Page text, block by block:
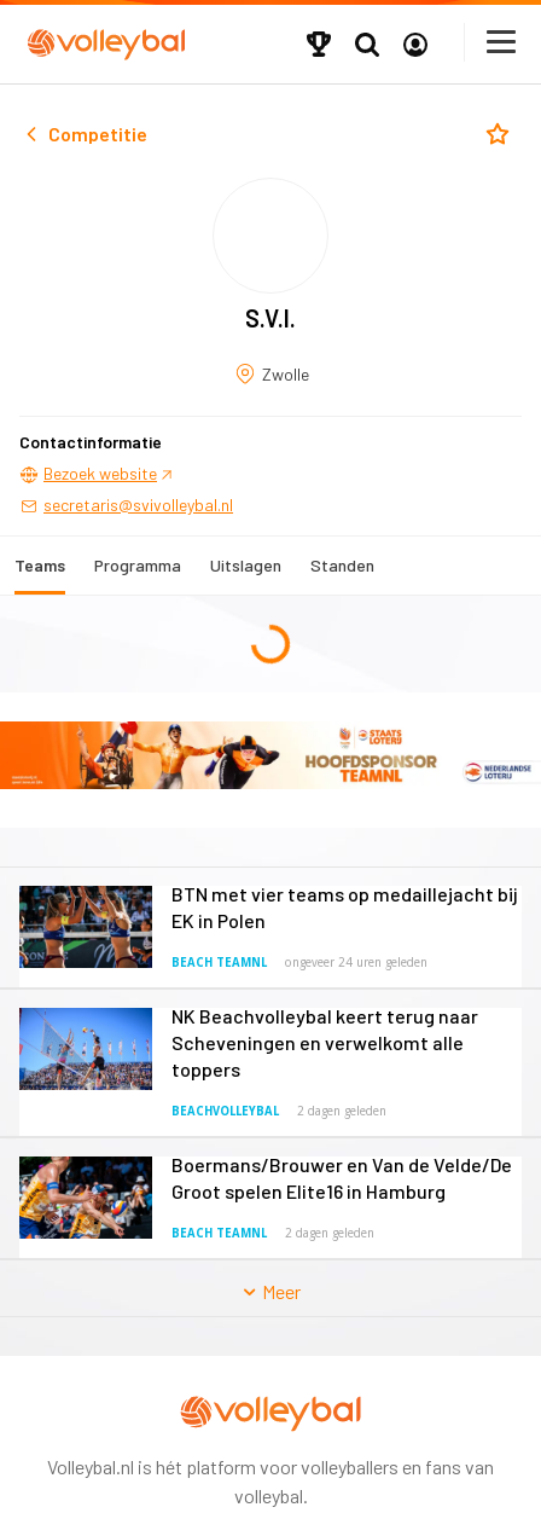
Competitie
S.V.I.
Zwolle
Contactinformatie
Bezoek website
secretaris@svivolleybal.nl
Teams Programma Uitslagen Standen
BTN met vier teams op medaillejacht bij
EK in Polen
BEACH TEAMNL ongeveer 24 uren geleden
NK Beachvolleybal keert terug naar
Scheveningen en verwelkomt alle
toppers
BEACHVOLLEYBAL 2 dagen geleden
Boermans/Brouwer en Van de Velde/De
Groot spelen Elite16 in Hamburg
BEACH TEAMNL 2 dagen geleden
Meer
Volleybal.nl is hét platform voor volleyballers en fans van
volleybal.